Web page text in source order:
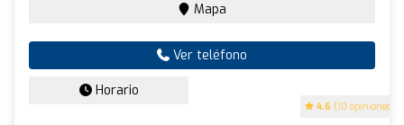
4.6 (10 opiniones)
Mapa
Ver teléfono
Horario